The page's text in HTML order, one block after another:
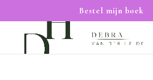
Bestel mijn boek